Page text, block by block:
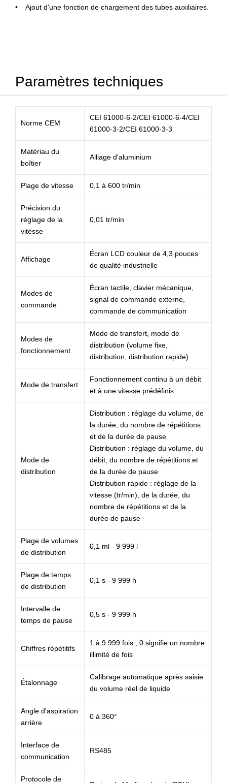
Ajout d'une fonction de chargement des tubes auxiliaires.
Paramètres techniques
Norme CEM
CEI 61000-6-2/CEI 61000-6-4/CEI
61000-3-2/CEI 61000-3-3
Matériau du
boîtier
Alliage d'aluminium
Plage de vitesse 0,1 à 600 tr/min
Précision du
réglage de la
vitesse
0,01 tr/min
Affichage
Écran LCD couleur de 4,3 pouces
de qualité industrielle
Modes de
commande
Écran tactile, clavier mécanique,
signal de commande externe,
commande de communication
Modes de
fonctionnement
Mode de transfert, mode de
distribution (volume fixe,
distribution, distribution rapide)
Mode de transfert
Fonctionnement continu à un débit
et à une vitesse prédéfinis
Mode de
distribution
Distribution : réglage du volume, de
la durée, du nombre de répétitions
et de la durée de pause
Distribution : réglage du volume, du
débit, du nombre de répétitions et
de la durée de pause
Distribution rapide : réglage de la
vitesse (tr/min), de la durée, du
nombre de répétitions et de la
durée de pause
Plage de volumes
de distribution
0,1 ml - 9 999 l
Plage de temps
de distribution
0,1 s - 9 999 h
Intervalle de
temps de pause
0,5 s - 9 999 h
Chiffres répétitifs
1 à 9 999 fois ; 0 signifie un nombre
illimité de fois
Étalonnage
Calibrage automatique après saisie
du volume réel de liquide
Angle d'aspiration
arrière
0 à 360°
Interface de
communication
RS485
Protocole de